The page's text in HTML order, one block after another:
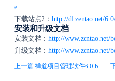
e
下载站点2： http://dl.zentao.net/
安装和升级文档
安装文档： http://www.zentao.net/
升级文档： http://www.zentao.net/
上一篇 禅道项目管理软件6.0.beta1版本发布！